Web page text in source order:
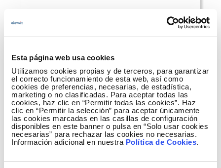
Esta página web usa cookies
Utilizamos cookies propias y de terceros, para garantizar
el correcto funcionamiento de esta web, así como
cookies de preferencias, necesarias, de estadística,
marketing o no clasificadas. Para aceptar todas las
cookies, haz clic en “Permitir todas las cookies”. Haz
clic en “Permitir la selección” para aceptar únicamente
las cookies marcadas en las casillas de configuración
disponibles en este banner o pulsa en “Solo usar cookies
necesarias” para rechazar las cookies no necesarias.
Información adicional en nuestra Política de Cookies.
El ecosistema Elewit